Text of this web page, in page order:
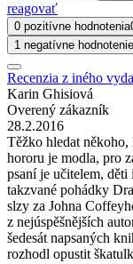
reagovať
0 pozitívne hodnotenia
1 negatívne hodnotenie
Recenzia z iného
Karin Ghisiová
Overený zákazník
28.2.2016
Těžko hledat
hororu je modla, pro
psaní je učitelem,
takzvané pohádky
slzy za Johna
z nejúspěšnějších
šedesát napsaných
rozhodl opustit